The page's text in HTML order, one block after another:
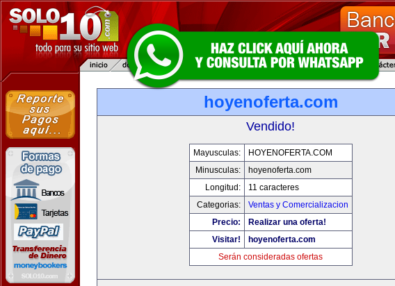
hoyenoferta.com
Vendido!
Mayusculas:
HOYENOFERTA.COM
Minusculas:
hoyenoferta.com
Longitud:
11 caracteres
Categorias:
Ventas y Comercializacion
Precio:
Realizar una oferta!
Visitar!
hoyenoferta.com
Serán consideradas ofertas